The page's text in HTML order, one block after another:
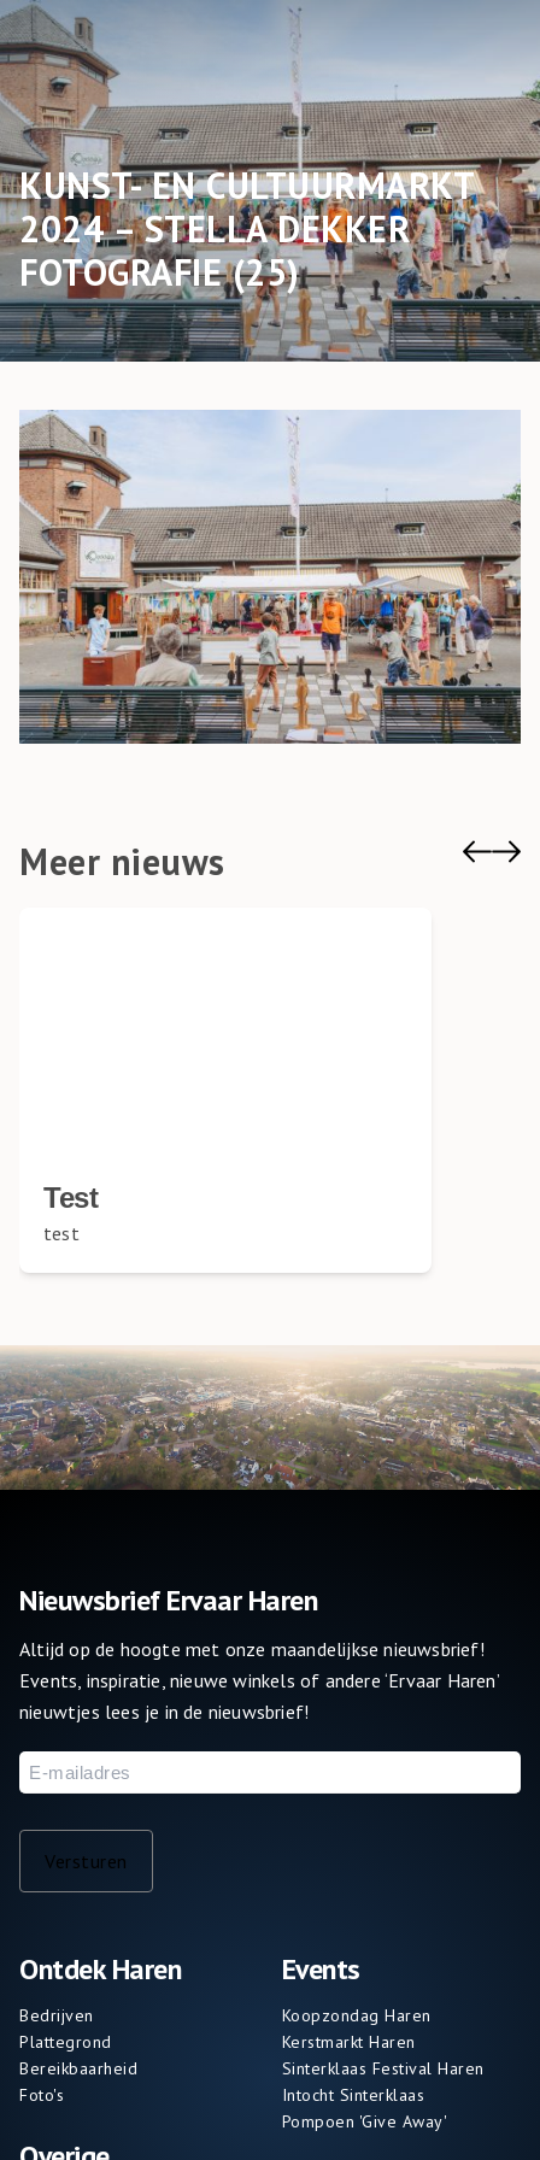
KUNST- EN CULTUURMARKT
2024 – STELLA DEKKER
FOTOGRAFIE (25)
Meer nieuws
Test
test
Ontdek Haren
Bedrijven
Plattegrond
Bereikbaarheid
Foto's
Events
Koopzondag Haren
Kerstmarkt Haren
Sinterklaas Festival Haren
Intocht Sinterklaas
Pompoen 'Give Away'
Nieuwsbrief Ervaar Haren
Altijd op de hoogte met onze maandelijkse nieuwsbrief!
Events, inspiratie, nieuwe winkels of andere ‘Ervaar Haren’
nieuwtjes lees je in de nieuwsbrief!
E-
mailadres
Versturen